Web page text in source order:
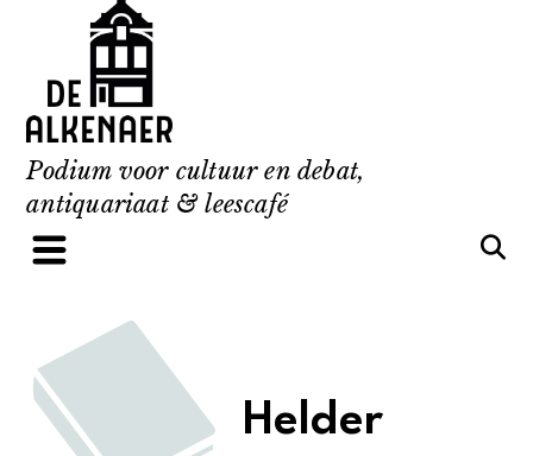
content
Podium voor cultuur en debat,
antiquariaat & leescafé
Helder